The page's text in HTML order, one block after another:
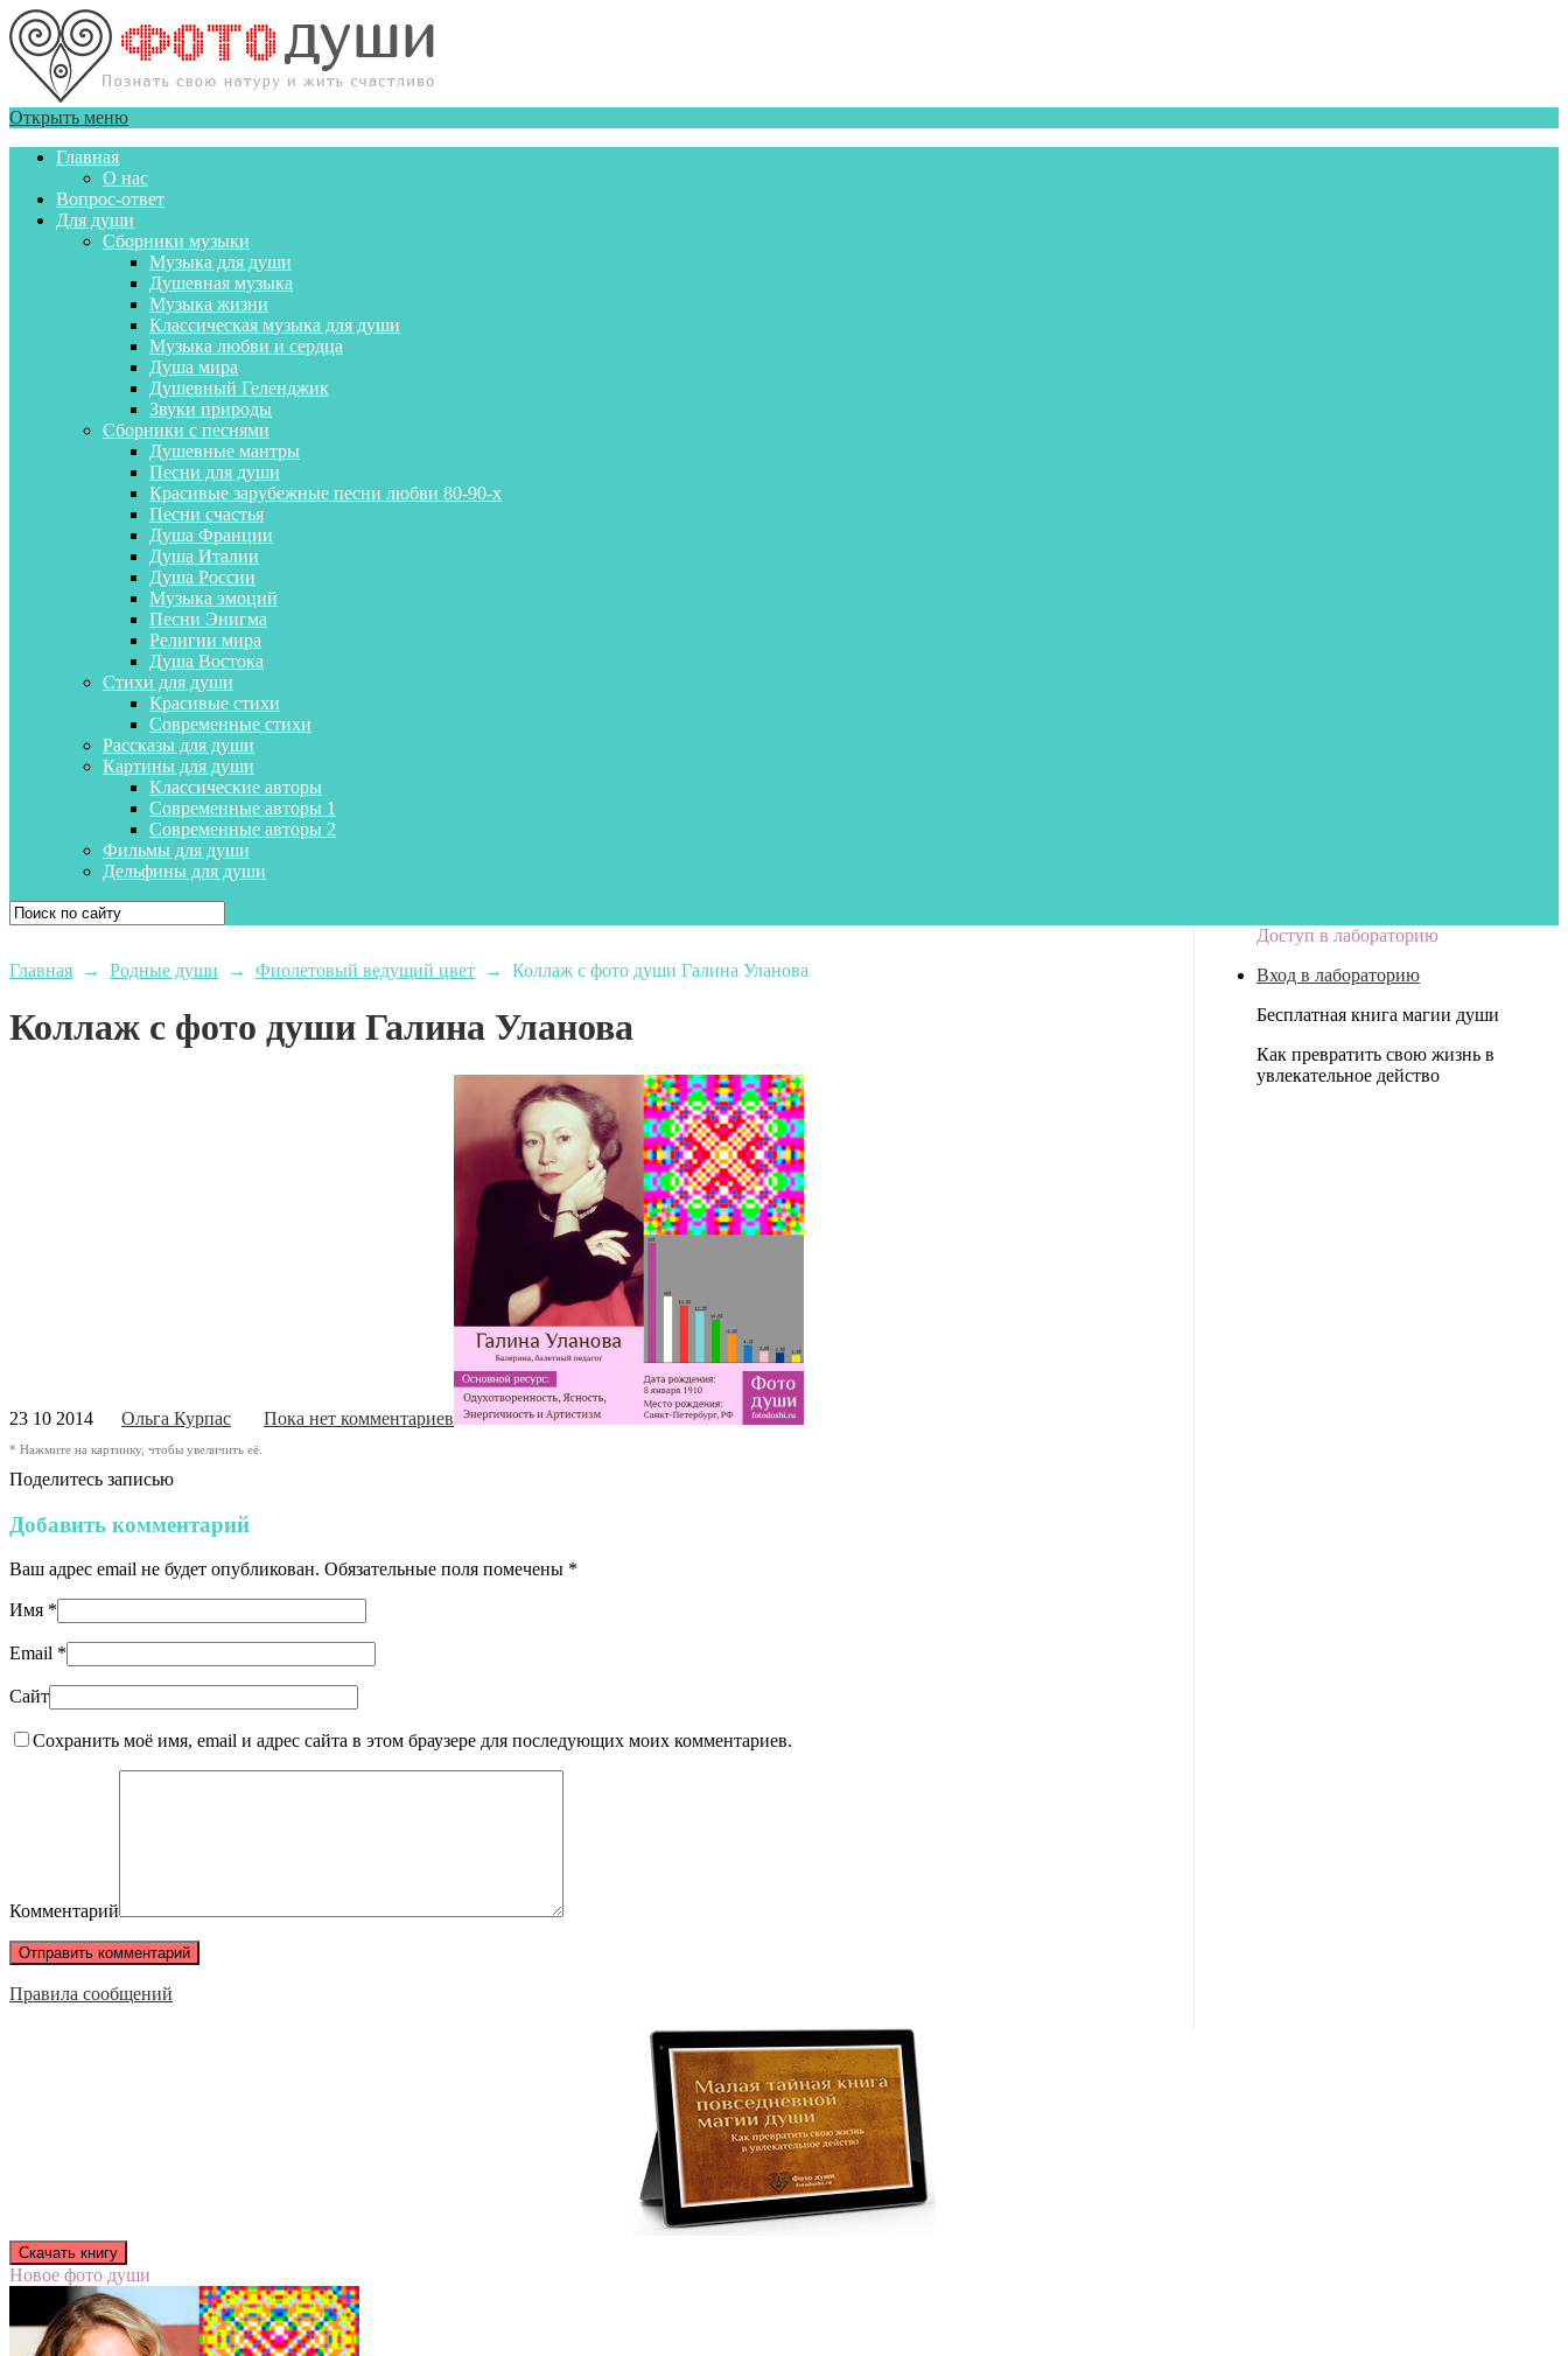
Открыть меню
Главная
О нас
Вопрос-ответ
Для души
Сборники музыки
Музыка для души
Душевная музыка
Музыка жизни
Классическая музыка для души
Музыка любви и сердца
Душа мира
Душевный Геленджик
Звуки природы
Сборники с песнями
Душевные мантры
Песни для души
Красивые зарубежные песни любви 80-90-х
Песни счастья
Душа Франции
Душа Италии
Душа России
Музыка эмоций
Песни Энигма
Религии мира
Душа Востока
Стихи для души
Красивые стихи
Современные стихи
Рассказы для души
Картины для души
Классические авторы
Современные авторы 1
Современные авторы 2
Фильмы для души
Дельфины для души
Главная → Родные души → Фиолетовый ведущий цвет → Коллаж с фото души Галина Уланова
Коллаж с фото души Галина Уланова
23 10 2014 Ольга Курпас Пока нет комментариев
* Нажмите на картинку, чтобы увеличить её.
Поделитесь записью
Добавить комментарий
Ваш адрес email не будет опубликован. Обязательные поля помечены *
Имя *
Email *
Сайт
Сохранить моё имя, email и адрес сайта в этом браузере для последующих моих комментариев.
Комментарий
Правила сообщений
Доступ в лабораторию
Вход в лабораторию
Бесплатная книга магии души
Как превратить свою жизнь в
увлекательное действо
Новое фото души